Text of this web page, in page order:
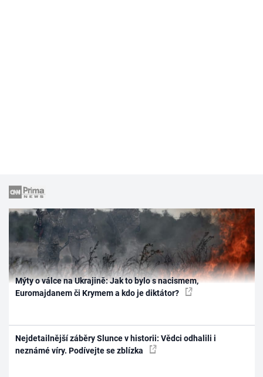
Mýty o válce na Ukrajině: Jak to bylo s nacismem,
Euromajdanem či Krymem a kdo je diktátor?
Nejdetailnější záběry Slunce v historii: Vědci odhalili i
neznámé víry. Podívejte se zblízka